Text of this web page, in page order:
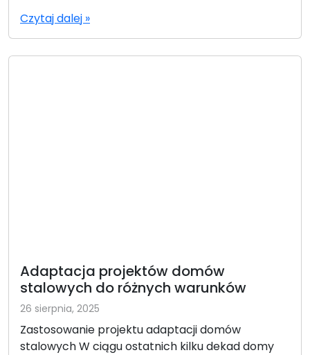
Czytaj dalej »
Adaptacja projektów domów
stalowych do różnych warunków
26 sierpnia, 2025
Zastosowanie projektu adaptacji domów
stalowych W ciągu ostatnich kilku dekad domy